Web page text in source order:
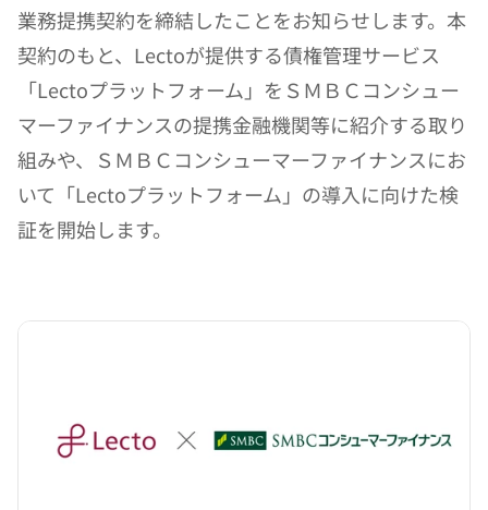
業務提携契約を締結したことをお知らせします。本
契約のもと、Lectoが提供する債権管理サービス
「Lectoプラットフォーム」をＳＭＢＣコンシュー
マーファイナンスの提携金融機関等に紹介する取り
組みや、ＳＭＢＣコンシューマーファイナンスにお
いて「Lectoプラットフォーム」の導入に向けた検
証を開始します。